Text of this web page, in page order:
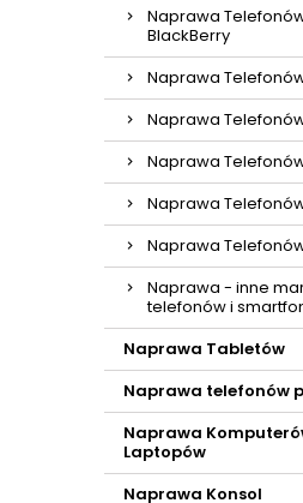
Naprawa
BlackBerry
Naprawa
Naprawa
Naprawa
Naprawa
Naprawa
Naprawa - inne
telefonów i
Naprawa Tabletów
Naprawa telefonów
Naprawa
Laptopów
Naprawa Konsol